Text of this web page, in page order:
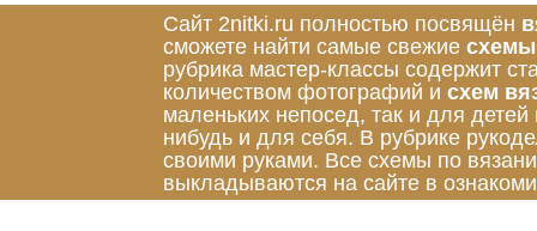
Сайт 2nitki.ru полностью посвящён
сможете найти самые свежие схемы
рубрика мастер-классы содержит
количеством фотографий и схем
маленьких непосед, так и для
нибудь и для себя. В рубрике
своими руками. Все схемы по
выкладываются на сайте в